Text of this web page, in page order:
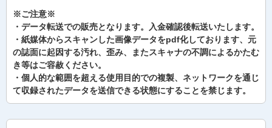
※ご注意※
・データ転送での販売となります。入金確認後転送いたします。
・紙媒体からスキャンした画像データをpdf化しております、元
の誌面に起因する汚れ、歪み、またスキャナの不調によるかたむ
き等はご容赦ください。
・個人的な範囲を超える使用目的での複製、ネットワークを通じ
て収録されたデータを送信できる状態にすることを禁じます。